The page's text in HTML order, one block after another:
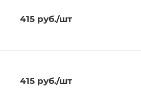
415руб./шт
415руб./шт